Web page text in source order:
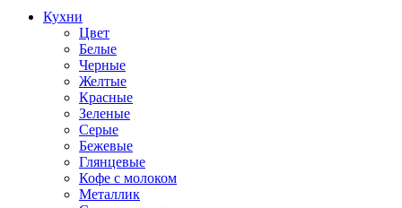
Кухни
Цвет
Белые
Черные
Желтые
Красные
Зеленые
Серые
Бежевые
Глянцевые
Кофе с молоком
Металлик